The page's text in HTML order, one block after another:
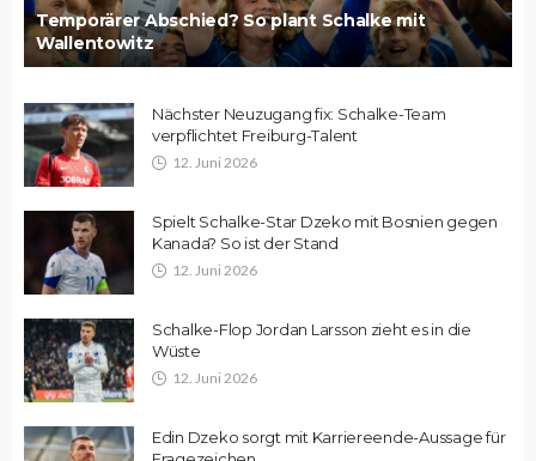
Temporärer Abschied? So plant Schalke mit
Wallentowitz
Nächster Neuzugang fix: Schalke-Team
verpflichtet Freiburg-Talent
12. Juni 2026
Spielt Schalke-Star Dzeko mit Bosnien gegen
Kanada? So ist der Stand
12. Juni 2026
Schalke-Flop Jordan Larsson zieht es in die
Wüste
12. Juni 2026
Edin Dzeko sorgt mit Karriereende-Aussage für